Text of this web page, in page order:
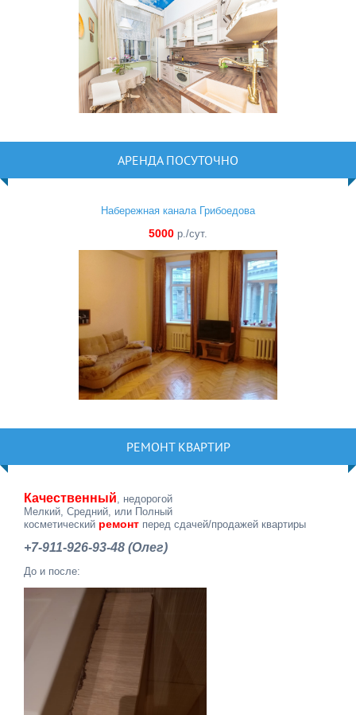
АРЕНДА ПОСУТОЧНО
Набережная канала Грибоедова
5000 р./сут.
РЕМОНТ КВАРТИР
Качественный , недорогой
Мелкий, Средний, или Полный
косметический ремонт перед сдачей/продажей квартиры
+7-911-926-93-48 (Олег)
До и после: